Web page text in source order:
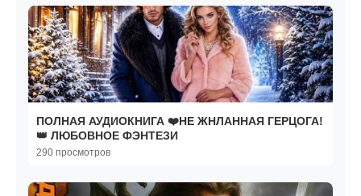
ПОЛНАЯ АУДИОКНИГА ❤️НЕ ЖНЛАННАЯ ГЕРЦОГА!
👑 ЛЮБОВНОЕ ФЭНТЕЗИ
290 просмотров